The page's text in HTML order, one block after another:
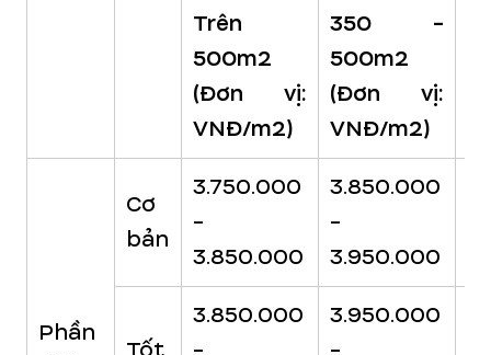
Trên
500m2
(Đơn vị:
VNĐ/m2)
350 -
500m2
(Đơn vị:
VNĐ/m2)
Phần
Cơ
bản
3.750.000
-
3.850.000
3.850.000
-
3.950.000
3.850.000
3.950.000